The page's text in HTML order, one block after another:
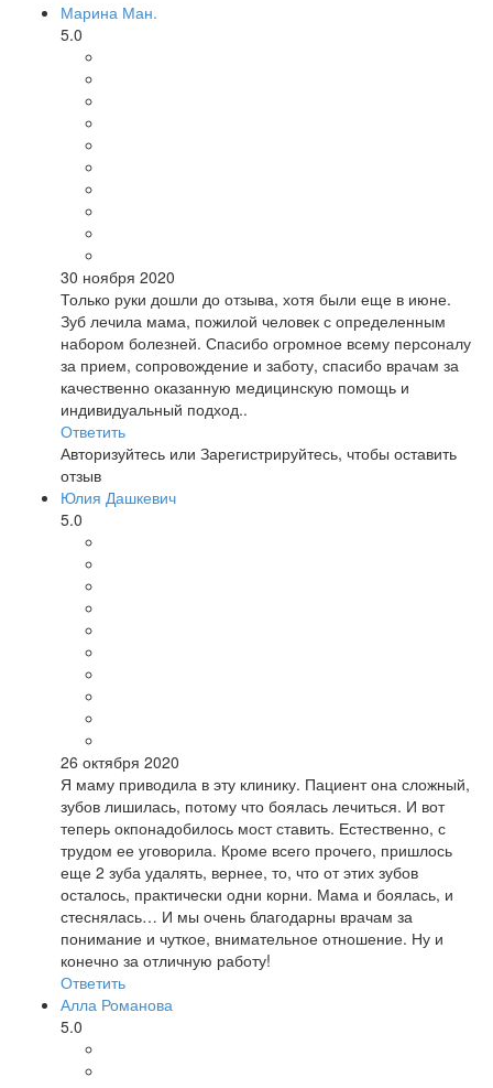
Марина Ман.
5.0
30 ноября 2020
Только руки дошли до отзыва, хотя были еще в июне.
Зуб лечила мама, пожилой человек с определенным
набором болезней. Спасибо огромное всему персоналу
за прием, сопровождение и заботу, спасибо врачам за
качественно оказанную медицинскую помощь и
индивидуальный подход..
Ответить
Авторизуйтесь или Зарегистрируйтесь, чтобы оставить
отзыв
Юлия Дашкевич
5.0
26 октября 2020
Я маму приводила в эту клинику. Пациент она сложный,
зубов лишилась, потому что боялась лечиться. И вот
теперь окпонадобилось мост ставить. Естественно, с
трудом ее уговорила. Кроме всего прочего, пришлось
еще 2 зуба удалять, вернее, то, что от этих зубов
осталось, практически одни корни. Мама и боялась, и
стеснялась… И мы очень благодарны врачам за
понимание и чуткое, внимательное отношение. Ну и
конечно за отличную работу!
Ответить
Алла Романова
5.0